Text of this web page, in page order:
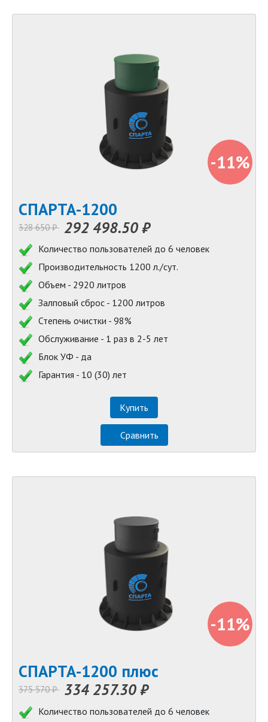
-11%
СПАРТА-1200
328 650 ₽ 292 498.50 ₽
Количество пользователей до 6 человек
Производительность 1200 л./сут.
Объем - 2920 литров
Залповый сброс - 1200 литров
Степень очистки - 98%
Обслуживание - 1 раз в 2-5 лет
Блок УФ - да
Гарантия - 10 (30) лет
Купить
Сравнить
-11%
СПАРТА-1200 плюс
375 570 ₽ 334 257.30 ₽
Количество пользователей до 6 человек